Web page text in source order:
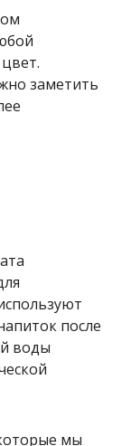
заметить
после
воды
мы